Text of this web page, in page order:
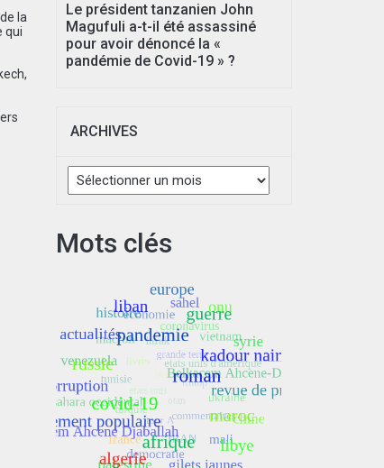
la
qui
Le président tanzanien John
Magufuli a-t-il été assassiné
pour avoir dénoncé la «
pandémie de Covid-19 » ?
ARCHIVES
Archives
Mots clés